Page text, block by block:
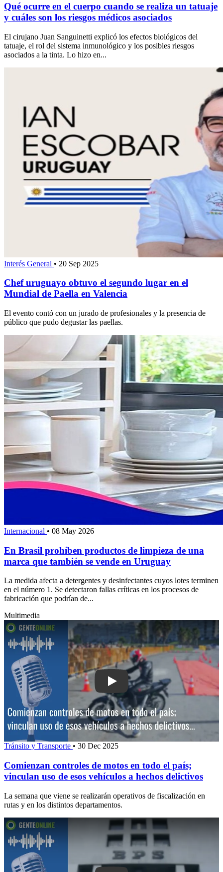
Qué ocurre en el cuerpo cuando se realiza un tatuaje
y cuáles son los riesgos médicos asociados
El cirujano Juan Sanguinetti explicó los efectos biológicos del
tatuaje, el rol del sistema inmunológico y los posibles riesgos
asociados a la tinta. Lo hizo en...
Interés General • 20 Sep 2025
Chef uruguayo obtuvo el segundo lugar en el
Mundial de Paella en Valencia
El evento contó con un jurado de profesionales y la presencia de
público que pudo degustar las paellas.
Internacional • 08 May 2026
En Brasil prohíben productos de limpieza de una
marca que también se vende en Uruguay
La medida afecta a detergentes y desinfectantes cuyos lotes terminen
en el número 1. Se detectaron fallas críticas en los procesos de
fabricación que podrían de...
Multimedia
Play: Comienzan controles de motos
Tránsito y Transporte • 30 Dec 2025
Comienzan controles de motos en todo el país;
vinculan uso de esos vehículos a hechos delictivos
La semana que viene se realizarán operativos de fiscalización en
rutas y en los distintos departamentos.